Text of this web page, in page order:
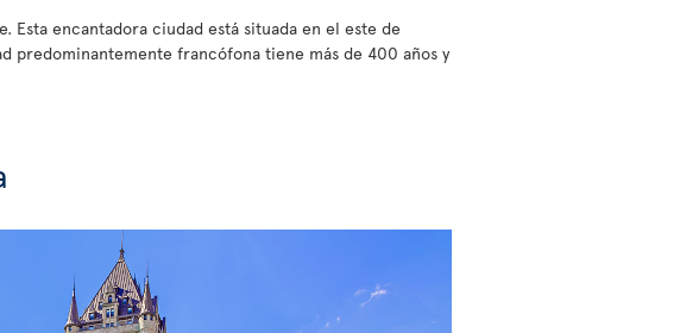
Esta encantadora ciudad está situada en el este de
predominantemente francófona tiene más de 400 años y